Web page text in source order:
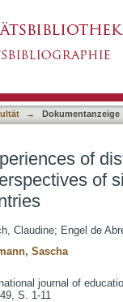
during the
countries
→ Dokumentanzeige
of
of
Claudine; Engel de
Sascha
journal of
S. 1-11